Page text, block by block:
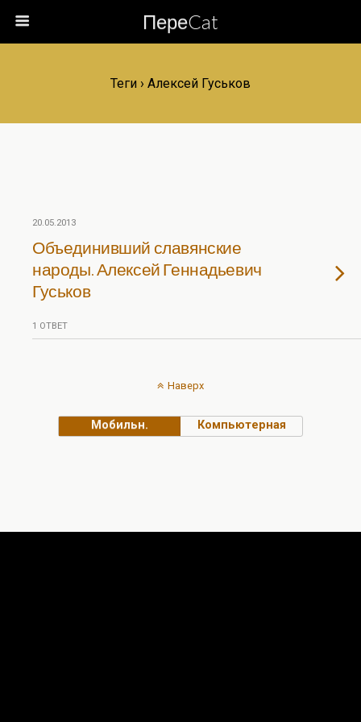
ПереCat
Теги › Алексей Гуськов
20.05.2013
Объединивший славянские
народы. Алексей Геннадьевич
Гуськов
1 ОТВЕТ
Наверх
Мобильн. Компьютерная